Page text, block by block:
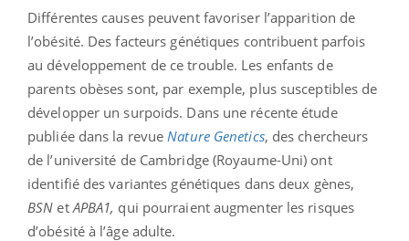
Différentes causes peuvent favoriser l’apparition de
l’obésité. Des facteurs génétiques contribuent parfois
au développement de ce trouble. Les enfants de
parents obèses sont, par exemple, plus susceptibles de
développer un surpoids. Dans une récente étude
publiée dans la revue Nature Genetics, des chercheurs
de l’université de Cambridge (Royaume-Uni) ont
identifié des variantes génétiques dans deux gènes,
BSN et APBA1, qui pourraient augmenter les risques
d’obésité à l’âge adulte.